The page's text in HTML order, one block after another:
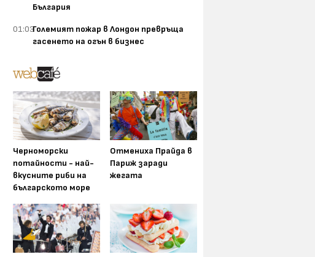
България
01:03Големият пожар в Лондон превръща
гасенето на огън в бизнес
Черноморски
потайности - най-
вкусните риби на
българското море
Отмениха Прайда в
Париж заради
жегата